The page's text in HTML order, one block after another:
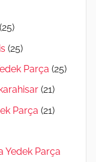
(25)
(25)
Parça (25)
(21)
Parça (21)
Yedek Parça